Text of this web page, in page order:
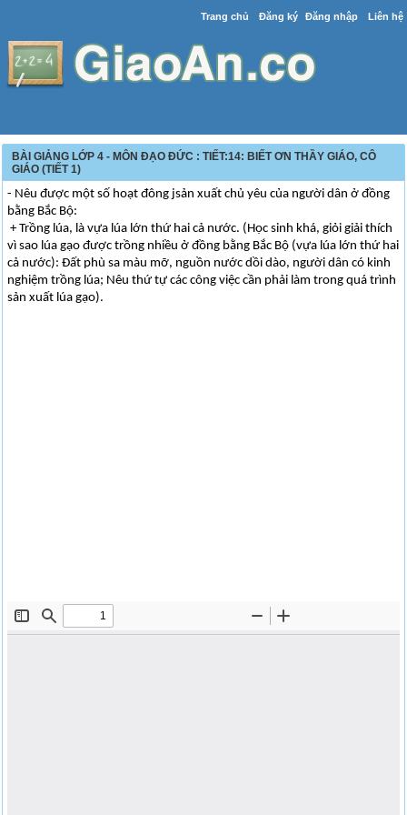
Trang chủ Đăng ký Đăng nhập Liên hệ
BÀI GIẢNG LỚP 4 - MÔN ĐẠO ĐỨC : TIẾT:14: BIẾT ƠN THẦY GIÁO, CÔ
GIÁO (TIẾT 1)
- Nêu được một số hoạt đông jsản xuất chủ yêu của người dân ở đồng
bằng Bắc Bộ:
+ Trồng lúa, là vựa lúa lớn thứ hai cả nước. (Học sinh khá, giỏi giải thích
vì sao lúa gạo được trồng nhiều ở đồng bằng Bắc Bộ (vựa lúa lớn thứ hai
cả nước): Đất phù sa màu mỡ, nguồn nước dồi dào, người dân có kinh
nghiệm trồng lúa; Nêu thứ tự các công việc cần phải làm trong quá trình
sản xuất lúa gạo).